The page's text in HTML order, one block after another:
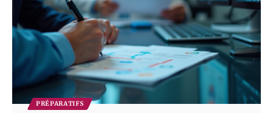
PRÉPARATIFS